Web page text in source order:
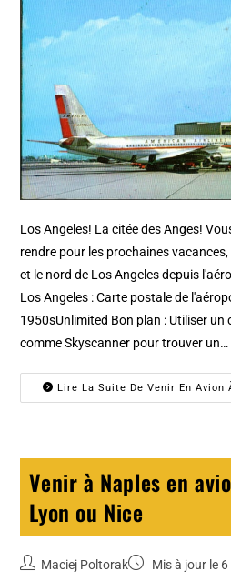
Los Angeles! La citée des Anges!
rendre pour les prochaines
et le nord de Los Angeles depuis
Los Angeles : Carte postale de
1950sUnlimited Bon plan : Utiliser un
comme Skyscanner pour trouver un…
Lire La Suite De Venir En Avion
Venir à Naples en
Lyon ou Nice
Maciej Poltorak Mis à jour le